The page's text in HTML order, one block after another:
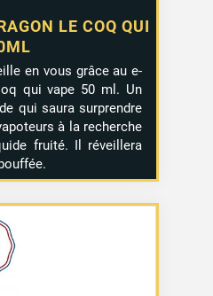
LE COQ QUI
en vous grâce au e-
qui vape 50 ml. Un
qui saura surprendre
à la recherche
fruité. Il réveillera